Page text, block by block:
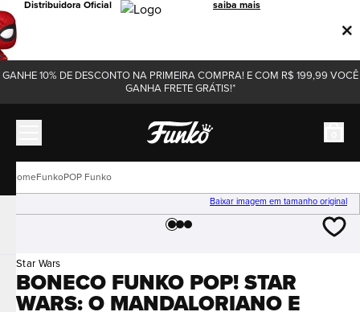
Distribuidora Oficial saiba mais
GANHE 10% DE DESCONTO NA PRIMEIRA COMPRA! E COM R$ 199,99 VOCÊ
GANHA FRETE GRÁTIS!*
FunkoPOP Funko
Baixar imagem em tamanho original
Star Wars
BONECO FUNKO POP! STAR
WARS: O MANDALORIANO E